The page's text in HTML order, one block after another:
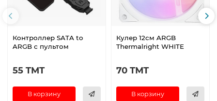
Контроллер SATA to
ARGB с пультом
55 TMT
В корзину
Кулер 12см ARGB
Thermalright WHITE
70 TMT
В корзину